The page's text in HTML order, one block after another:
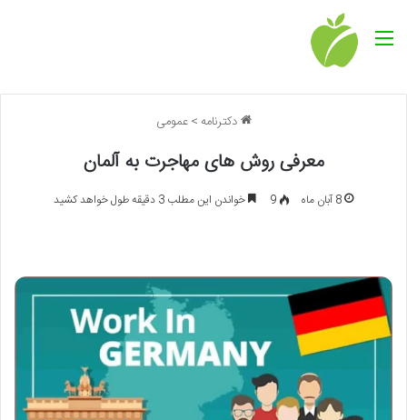
منو
دکترنامه > عمومی
معرفی روش های مهاجرت به آلمان
8 آبان ماه 9 خواندن این مطلب 3 دقیقه طول خواهد کشید